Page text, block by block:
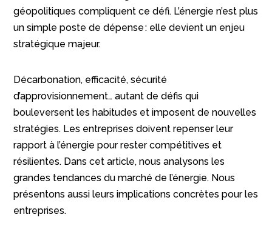
géopolitiques compliquent ce défi. L’énergie n’est plus
un simple poste de dépense : elle devient un enjeu
stratégique majeur.
Décarbonation, efficacité, sécurité
d’approvisionnement… autant de défis qui
bouleversent les habitudes et imposent de nouvelles
stratégies. Les entreprises doivent repenser leur
rapport à l’énergie pour rester compétitives et
résilientes. Dans cet article, nous analysons les
grandes tendances du marché de l’énergie. Nous
présentons aussi leurs implications concrètes pour les
entreprises.